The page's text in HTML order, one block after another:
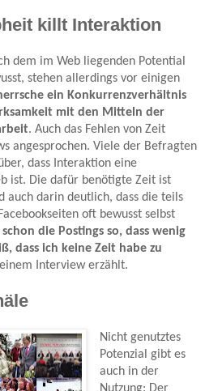
killt Interaktion
dem im Web liegenden Potential
stehen allerdings vor einigen
ein Konkurrenzverhältnis
mit den Mitteln der
. Auch das Fehlen von Zeit
angesprochen. Viele der Befragten
dass Interaktion eine
ist. Die dafür benötigte Zeit ist
auch darin deutlich, dass die teils
oft bewusst selbst
die Postings so, dass wenig
dass ich keine Zeit habe zu
Interview erzählt.
Nicht genutztes
Potenzial gibt es
auch in der